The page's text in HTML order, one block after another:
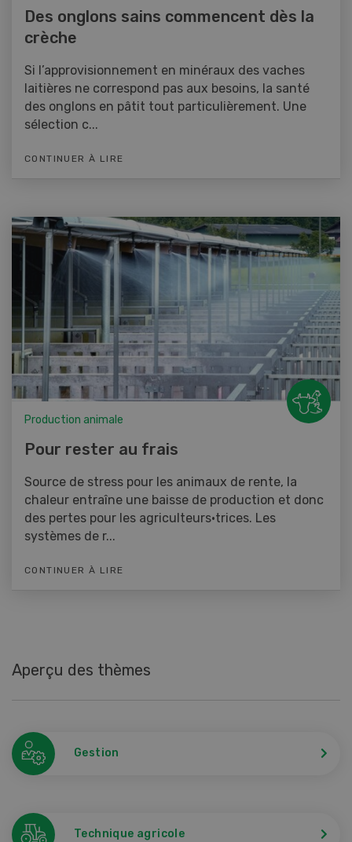
Des onglons sains commencent dès la
crèche
Si l’approvisionnement en minéraux des vaches
laitières ne correspond pas aux besoins, la santé
des onglons en pâtit tout particulièrement. Une
sélection c...
CONTINUER À LIRE
Production animale
Pour rester au frais
Source de stress pour les animaux de rente, la
chaleur entraîne une baisse de production et donc
des pertes pour les agriculteurs·trices. Les
systèmes de r...
CONTINUER À LIRE
Aperçu des thèmes
Gestion
Technique agricole